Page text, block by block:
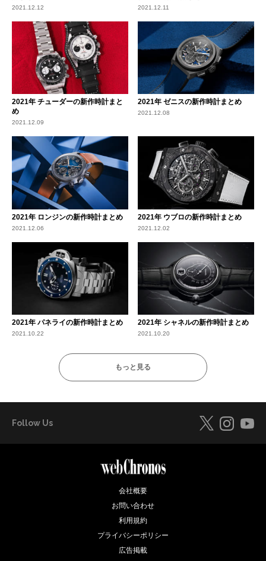
2021.12.12 2021.12.11
2021年 チューダーの新作時計まと
め
2021.12.09
2021年 ゼニスの新作時計まとめ
2021.12.08
2021年 ロンジンの新作時計まとめ
2021.12.06
2021年 ウブロの新作時計まとめ
2021.12.02
2021年 パネライの新作時計まとめ
2021.10.22
2021年 シャネルの新作時計まとめ
2021.10.20
もっと見る
Follow Us
会社概要
お問い合わせ
利用規約
プライバシーポリシー
広告掲載